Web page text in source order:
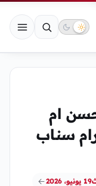
ام
سناب
19 يونيو، 2026